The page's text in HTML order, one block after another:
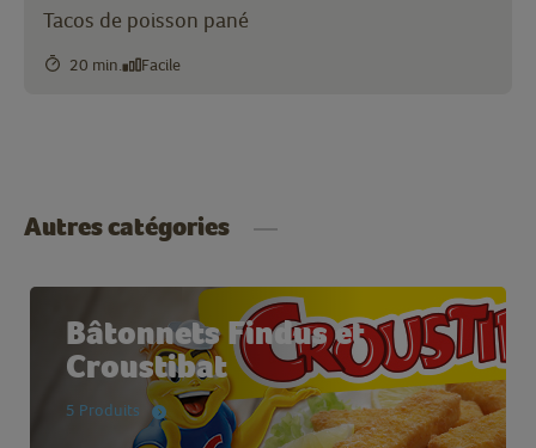
Tacos de poisson pané
20 min. Facile
Autres catégories
Bâtonnets Findus et
Croustibat
5 Produits